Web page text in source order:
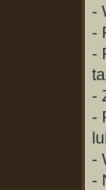
-
-
-
-
-
-
-